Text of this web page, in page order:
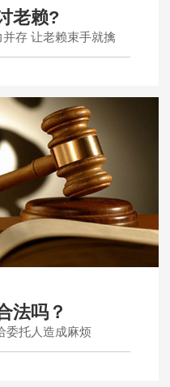
老赖?
存 让老赖束手就擒
法吗？
委托人造成麻烦